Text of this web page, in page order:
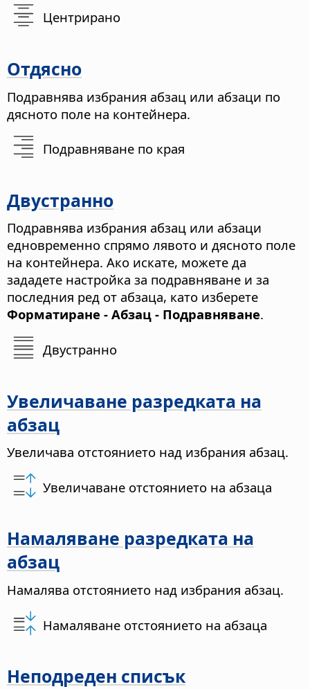
Центрирано
Отдясно
Подравнява избрания абзац или абзаци по
дясното поле на контейнера.
Подравняване по края
Двустранно
Подравнява избрания абзац или абзаци
едновременно спрямо лявото и дясното поле
на контейнера. Ако искате, можете да
зададете настройка за подравняване и за
последния ред от абзаца, като изберете
Форматиране - Абзац - Подравняване.
Двустранно
Увеличаване разредката на
абзац
Увеличава отстоянието над избрания абзац.
Увеличаване отстоянието на абзаца
Намаляване разредката на
абзац
Намалява отстоянието над избрания абзац.
Намаляване отстоянието на абзаца
Неподреден списък